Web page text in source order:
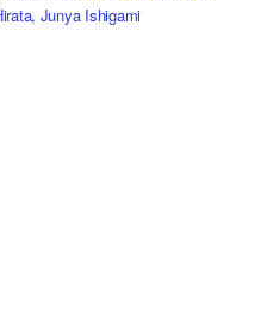
Junya Ishigami